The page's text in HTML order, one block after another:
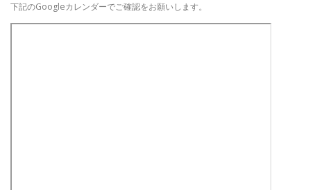
下記のGoogleカレンダーでご確認をお願いします。